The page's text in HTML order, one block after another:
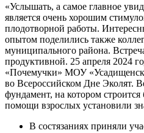
«Услышать, а самое главное
является очень хорошим
плодотворной работы.
опытом поделились также
муниципального района.
продуктивной. 25 апреля 2024
«Почемучки» МОУ
во Всероссийском Дне Эколят.
фундамент, на котором
помощи взрослых установили
В состязаниях приняли